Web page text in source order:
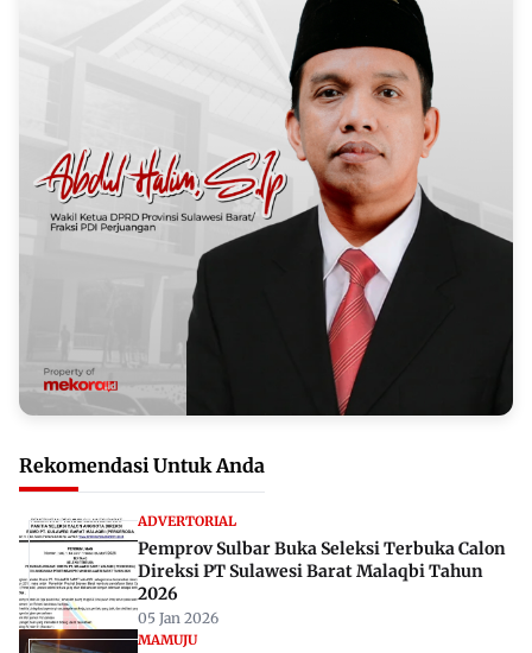
Rekomendasi Untuk Anda
ADVERTORIAL
Pemprov Sulbar Buka Seleksi Terbuka Calon
Direksi PT Sulawesi Barat Malaqbi Tahun
2026
05 Jan 2026
MAMUJU